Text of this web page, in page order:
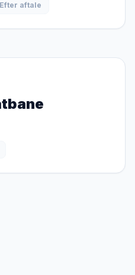
aftale